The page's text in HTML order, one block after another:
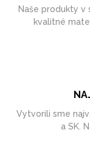
Naše produkty v
kvalitné
Vytvorili sme
a SK.